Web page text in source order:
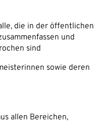
die in der öffentlichen
und
sind
sowie deren
allen Bereichen,